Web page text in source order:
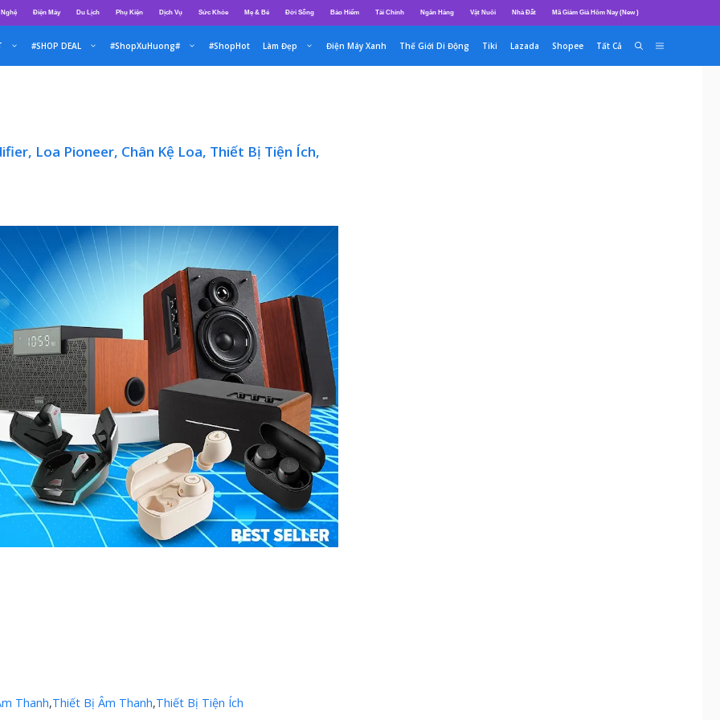
Điện Máy Du Lịch Phụ Kiện Dịch Vụ Sức Khỏe Mẹ & Bé Đời Sống Bảo Hiểm Tài Chính Ngân Hàng Vật Nuôi Nhà Đất Mã Giảm Giá Hôm Nay (New )
#SHOP DEAL #ShopXuHuong# #ShopHot Làm Đẹp Điện Máy Xanh Thế Giới Di Động Tiki Lazada Shopee Tất Cả
Loa Pioneer, Chân Kệ Loa, Thiết Bị Tiện Ích,
Thanh,Thiết Bị Âm Thanh,Thiết Bị Tiện Ích